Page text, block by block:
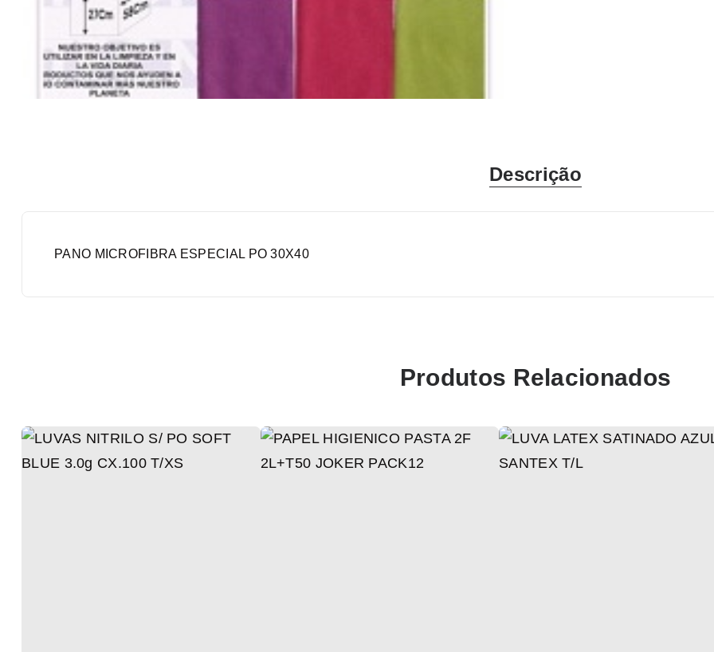
Descrição
PANO MICROFIBRA ESPECIAL PO 30X40
Produtos Relacionados